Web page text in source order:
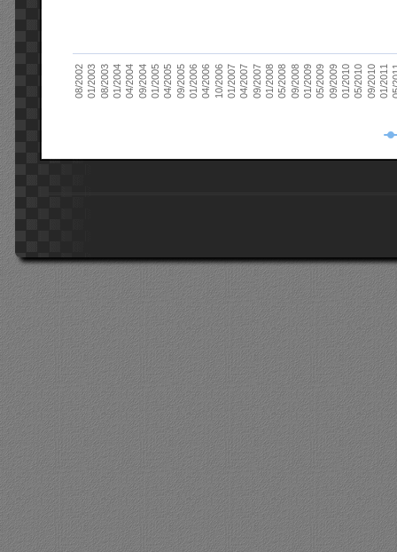
08/200201/200308/200301/200404/200409/200401/200504/200509/200501/200604/200610/200601/200704/200709/200701/200805/200809/200801/200905/200909/200901/201005/201009/201001/2011